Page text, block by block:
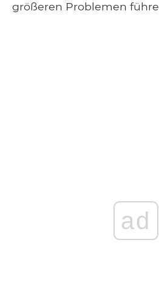
größeren Problemen
ad